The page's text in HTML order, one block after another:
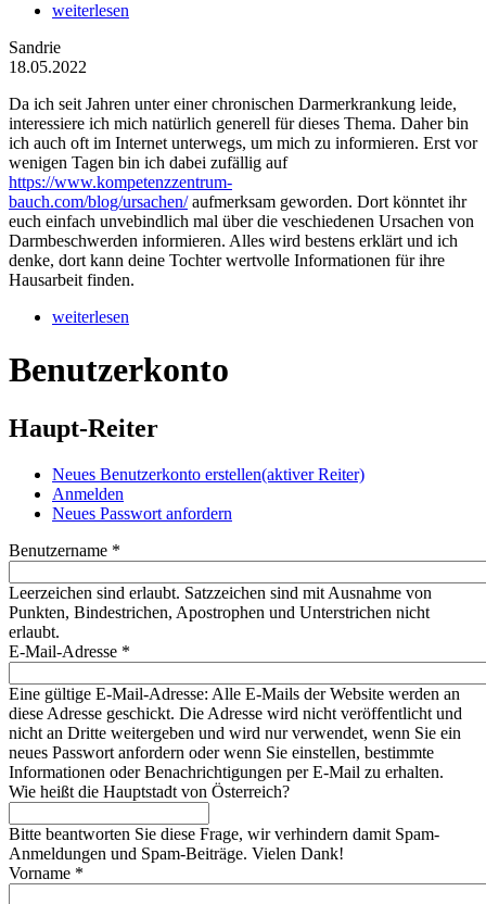
weiterlesen
Sandrie
18.05.2022
Da ich seit Jahren unter einer chronischen Darmerkrankung leide,
interessiere ich mich natürlich generell für dieses Thema. Daher bin
ich auch oft im Internet unterwegs, um mich zu informieren. Erst vor
wenigen Tagen bin ich dabei zufällig auf
https://www.kompetenzzentrum-
bauch.com/blog/ursachen/aufmerksam geworden. Dort könntet ihr
euch einfach unvebindlich mal über die veschiedenen Ursachen von
Darmbeschwerden informieren. Alles wird bestens erklärt und ich
denke, dort kann deine Tochter wertvolle Informationen für ihre
Hausarbeit finden.
weiterlesen
Benutzerkonto
Haupt-Reiter
Neues Benutzerkonto erstellen(aktiver Reiter)
Anmelden
Neues Passwort anfordern
Benutzername *
Leerzeichen sind erlaubt. Satzzeichen sind mit Ausnahme von
Punkten, Bindestrichen, Apostrophen und Unterstrichen nicht
erlaubt.
E-Mail-Adresse *
Eine gültige E-Mail-Adresse: Alle E-Mails der Website werden an
diese Adresse geschickt. Die Adresse wird nicht veröffentlicht und
nicht an Dritte weitergeben und wird nur verwendet, wenn Sie ein
neues Passwort anfordern oder wenn Sie einstellen, bestimmte
Informationen oder Benachrichtigungen per E-Mail zu erhalten.
Wie heißt die Hauptstadt von Österreich?
Bitte beantworten Sie diese Frage, wir verhindern damit Spam-
Anmeldungen und Spam-Beiträge. Vielen Dank!
Vorname *